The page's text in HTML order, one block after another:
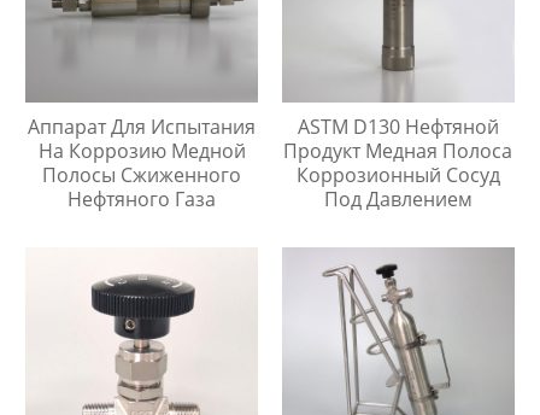
Аппарат Для Испытания
На Коррозию Медной
Полосы Сжиженного
Нефтяного Газа
ASTM D130 Нефтяной
Продукт Медная Полоса
Коррозионный Сосуд
Под Давлением